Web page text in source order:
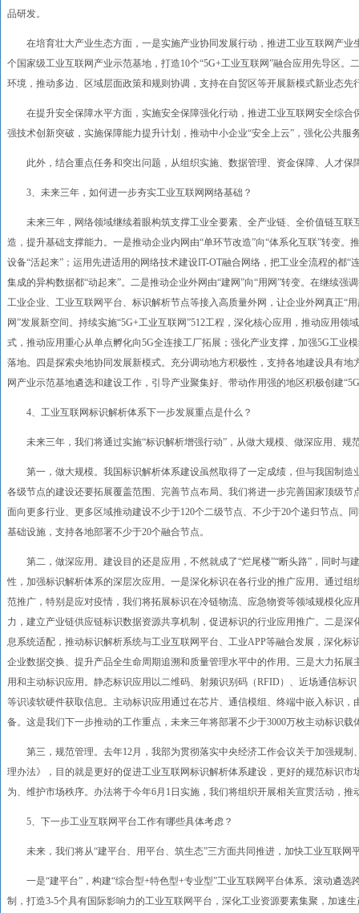
品研发。
在培育壮大产业生态方面，一是实施产业协同发展行动，推进工业互联网产业
个国家级工业互联网产业示范基地，打造10个“5G+工业互联网”融合应用先导区
环境，推动多边、区域层面政策和规则协调，支持在自贸区等开展新模式新业态先
在提升安全保障水平方面，实施安全保障强化行动，推进工业互联网安全综合
强技术创新突破，实施保障能力提升计划，推动中小企业“安全上云”，强化公共服
此外，结合重点任务和突出问题，从组织实施、数据管理、资金保障、人才保
3、未来三年，如何进一步夯实工业互联网网络基础？
未来三年，网络领域继续着眼构筑支撑工业全要素、全产业链、全价值链互联
造，提升基础支撑能力。一是推动企业内网由“单环节改造”向“体系化互联”转变
设备“活起来”；运用先进适用的网络技术建设IT-OT融合网络，把工业全流程的都
集成的异构数据都“动起来”。二是推动企业外网由“建网”向“用网”转变。在继续
工业企业、工业互联网平台、标识解析节点等接入高质量外网，让企业外网真正“
网”发展新空间。持续实施“5G+工业互联网”512工程，深化核心应用，推动应用
式，推动应用重心从单点孵化向5G全连接工厂拓展；强化产业支撑，加强5G工业
落地。四是探索央地协同发展新模式。充分调动地方积极性，支持各地建设具有
网产业示范基地遴选和建设工作，引导产业聚集好、带动作用强的地区积极创建
4、工业互联网标识解析体系下一步发展重点是什么？
未来三年，我们将通过实施“标识解析增强行动”，从做大规模、做深应用、规
第一，做大规模。我国标识解析体系建设虽然取得了一定成绩，但与我国制造
各级节点的建设还要拓展覆盖范围、完善节点布局。我们将进一步完善国家顶级
面向更多行业、更多区域推动建设不少于120个二级节点、不少于20个递归节点。
基础设施，支持各地部署不少于20个融合节点。
第二，做深应用。建设目的还是应用，不然就成了“烂尾楼”“断头路”，同时与
性，加强标识解析体系的深层次应用。一是深化标识在各行业的推广应用。通过
范推广，特别是应对疫情，我们将拓展标识在冷链物流、应急物资等领域规模化
力，建立产业链供应链标识数据资源共享机制，促进标识的行业应用推广。二是
息系统适配，推动标识解析系统与工业互联网平台、工业APP等融合发展，深化
企业数据交换、提升产品全生命周期追溯和质量管理水平中的作用。三是大力拓
用和主动标识应用。静态标识应用以二维码、射频识别码（RFID）、近场通信标
等识读软硬件获取信息。主动标识应用通过在芯片、通信模组、终端中嵌入标识
备。这是我们下一步推动的工作重点，未来三年将部署不少于3000万枚主动标识载
第三，规范管理。去年12月，我部为贯彻落实中央经济工作会议关于加强规制
理办法》，目的就是更好的促进工业互联网标识解析体系建设，更好的规范标识
为、维护市场秩序。办法将于今年6月1日实施，我们将组织开展相关宣贯活动，
5、下一步工业互联网平台工作有哪些具体考虑？
未来，我们将从“建平台、用平台、筑生态”三方面共同推进，加快工业互联网
一是“建平台”，构建“综合型+特色型+专业型”工业互联网平台体系。滚动遴选
制，打造3-5个具有国际影响力的工业互联网平台，深化工业资源要素集聚，加速